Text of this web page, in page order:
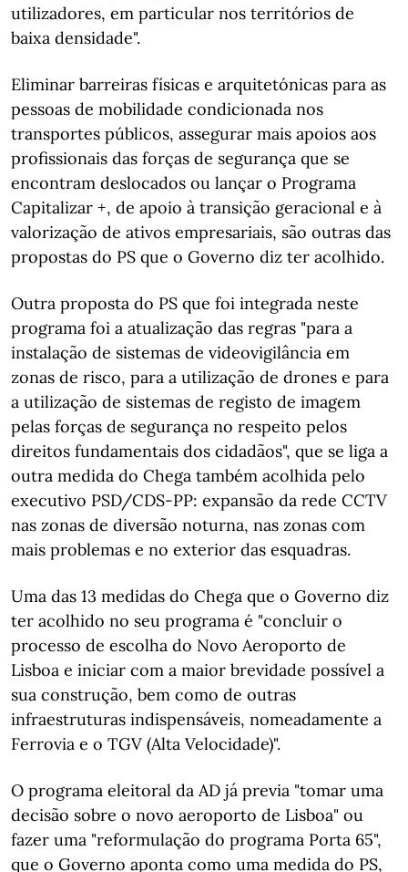
utilizadores, em particular nos territórios de
baixa densidade".
Eliminar barreiras físicas e arquitetónicas para as
pessoas de mobilidade condicionada nos
transportes públicos, assegurar mais apoios aos
profissionais das forças de segurança que se
encontram deslocados ou lançar o Programa
Capitalizar +, de apoio à transição geracional e à
valorização de ativos empresariais, são outras das
propostas do PS que o Governo diz ter acolhido.
Outra proposta do PS que foi integrada neste
programa foi a atualização das regras "para a
instalação de sistemas de videovigilância em
zonas de risco, para a utilização de drones e para
a utilização de sistemas de registo de imagem
pelas forças de segurança no respeito pelos
direitos fundamentais dos cidadãos", que se liga a
outra medida do Chega também acolhida pelo
executivo PSD/CDS-PP: expansão da rede CCTV
nas zonas de diversão noturna, nas zonas com
mais problemas e no exterior das esquadras.
Uma das 13 medidas do Chega que o Governo diz
ter acolhido no seu programa é "concluir o
processo de escolha do Novo Aeroporto de
Lisboa e iniciar com a maior brevidade possível a
sua construção, bem como de outras
infraestruturas indispensáveis, nomeadamente a
Ferrovia e o TGV (Alta Velocidade)".
O programa eleitoral da AD já previa "tomar uma
decisão sobre o novo aeroporto de Lisboa" ou
fazer uma "reformulação do programa Porta 65",
que o Governo aponta como uma medida do PS,